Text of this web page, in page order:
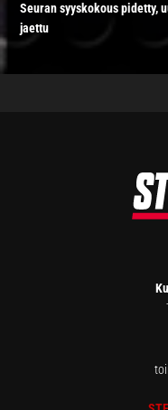
Seuran syyskokous pidetty,
jaettu